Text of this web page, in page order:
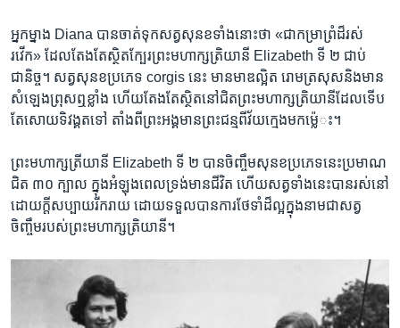
អ្នកម្នាង Diana បាន​ចាត់ទុក​សត្វសុនខ​ទាំង​នោះថា​ «ជា​កម្រាព្រំ​ដ៏​រស់
រវើក» ដែល​តែង​តែ​ស្ថិត​ក្បែរព្រះមហាក្សត្រិយានី Elizabeth ទី ២ ជាប់​
ជានិច្ច។​ សត្វសុនខ​ប្រភេទ corgis ​នេះ​ មាន​មាឌ​ល្អិត​ រោម​ត្រសុស​និង​មាន​
សំឡេង​ព្រុស​ឮខ្លាំង ហើយ​តែង​តែ​ស្ថិត​នៅ​ជិតព្រះមហាក្សត្រិយានីដែល​ទើប​
តែ​សោយ​ទិវង្គត​ទៅ តាំង​ពី​ព្រះអង្គ​មាន​ព្រះជន្ម​ពី​វ័យ​ក្មេង​មកម្លេ៉ះ។​
ព្រះមហាក្សត្រី​យានី Elizabeth ទី ២ បាន​ចិញ្ចឹម​សុនខ​ប្រភេទ​នេះ​ប្រមាណ​
ជិត​ ៣០ ក្បាល ក្នុង​អំឡុង​ពេល​ទ្រង់​មាន​ជីវិត ហើយ​សត្វ​ទាំង​នេះ​បាន​រស់នៅ
ដោយ​ក្តី​សប្បាយ​រីករាយ​ ដោយ​ទទួល​បានការ​ថែទាំ​ដ៏​ល្អ​ក្នុង​នាម​ជា​សត្វ
ចិញ្ចឹមរបស់​ព្រះមហាក្សត្រិយានី។